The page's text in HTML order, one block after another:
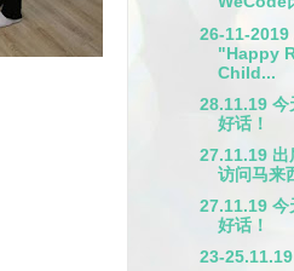
26-11-2019
"Happy
Child...
28.11.19 今
好话！
27.11.19 出
访问马来
27.11.19 今
好话！
23-